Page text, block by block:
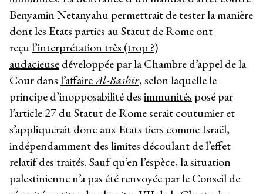
Benyamin Netanyahu permettrait de tester la manière
dont les Etats parties au Statut de Rome ont
reçul’interprétation très (trop ?)
audacieusedéveloppée par la Chambre d’appel de la
Cour dansl’affaireAl-Bashir, selon laquelle le
principe d’inopposabilité desimmunités posé par
l’article 27 du Statut de Rome serait coutumier et
s’appliquerait donc aux Etats tiers comme Israël,
indépendamment des limites découlant de l’effet
relatif des traités. Sauf qu’en l’espèce, la situation
palestinienne n’a pas été renvoyée par le Conseil de